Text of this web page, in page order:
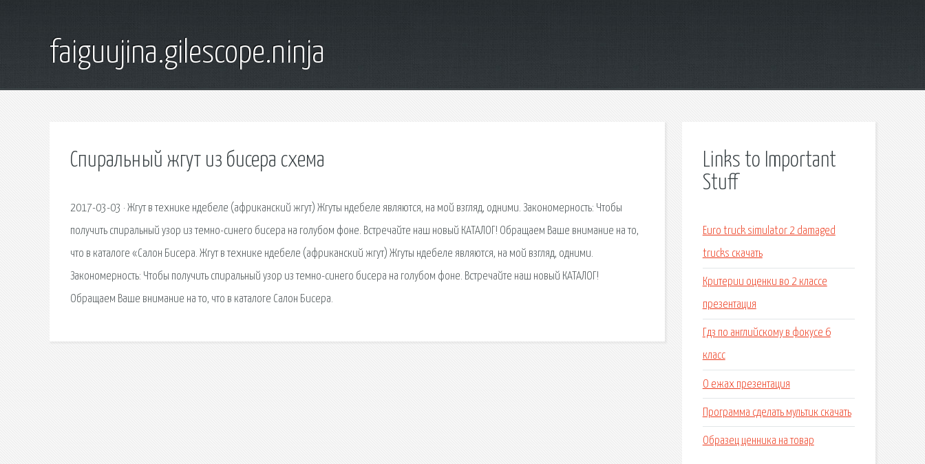
faiguujina.gilescope.ninja
Спиральный жгут из бисера схема
2017-03-03 · Жгут в технике ндебеле (африканский жгут) Жгуты ндебеле являются, на мой взгляд, одними. Закономерность: Чтобы
получить спиральный узор из темно-синего бисера на голубом фоне. Встречайте наш новый КАТАЛОГ! Обращаем Ваше внимание на то,
что в каталоге «Салон Бисера. Жгут в технике ндебеле (африканский жгут) Жгуты ндебеле являются, на мой взгляд, одними.
Закономерность: Чтобы получить спиральный узор из темно-синего бисера на голубом фоне. Встречайте наш новый КАТАЛОГ!
Обращаем Ваше внимание на то, что в каталоге Салон Бисера.
Links to Important
Stuff
Euro truck simulator 2 damaged
trucks скачать
Критерии оценки во 2 классе
презентация
Гдз по английскому в фокусе 6
класс
О ежах презентация
Программа сделать мультик скачать
Образец ценника на товар